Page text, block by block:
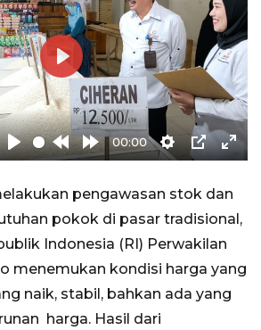
Play
RewindForward
00:00
Settings
PIP
Play
pengawasan stok dan
pokok di pasar tradisional,
Indonesia (RI) Perwakilan
menemukan kondisi harga yang
naik, stabil, bahkan ada yang
harga. Hasil dari